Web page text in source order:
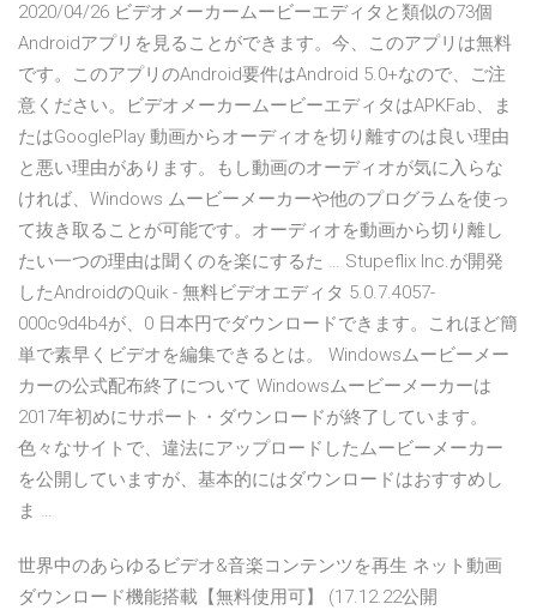
2020/04/26 ビデオメーカームービーエディタと類似の73個
Androidアプリを見ることができます。今、このアプリは無料
です。このアプリのAndroid要件はAndroid 5.0+なので、ご注
意ください。ビデオメーカームービーエディタはAPKFab、ま
たはGooglePlay 動画からオーディオを切り離すのは良い理由
と悪い理由があります。もし動画のオーディオが気に入らな
ければ、Windows ムービーメーカーや他のプログラムを使っ
て抜き取ることが可能です。オーディオを動画から切り離し
たい一つの理由は聞くのを楽にするた … Stupeflix Inc.が開発
したAndroidのQuik - 無料ビデオエディタ 5.0.7.4057-
000c9d4b4が、0 日本円でダウンロードできます。これほど簡
単で素早くビデオを編集できるとは。 Windowsムービーメー
カーの公式配布終了について Windowsムービーメーカーは
2017年初めにサポート・ダウンロードが終了しています。
色々なサイトで、違法にアップロードしたムービーメーカー
を公開していますが、基本的にはダウンロードはおすすめし
ま …
世界中のあらゆるビデオ&音楽コンテンツを再生 ネット動画
ダウンロード機能搭載【無料使用可】 (17.12.22公開